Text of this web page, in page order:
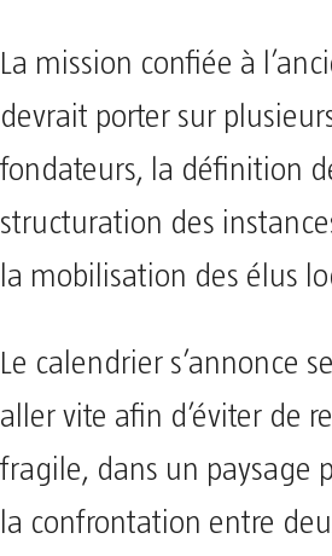
La mission confiée à
devrait porter sur
fondateurs, la définition
structuration des
la mobilisation des élus
Le calendrier s’annonce
aller vite afin d’éviter de
fragile, dans un paysage
la confrontation entre